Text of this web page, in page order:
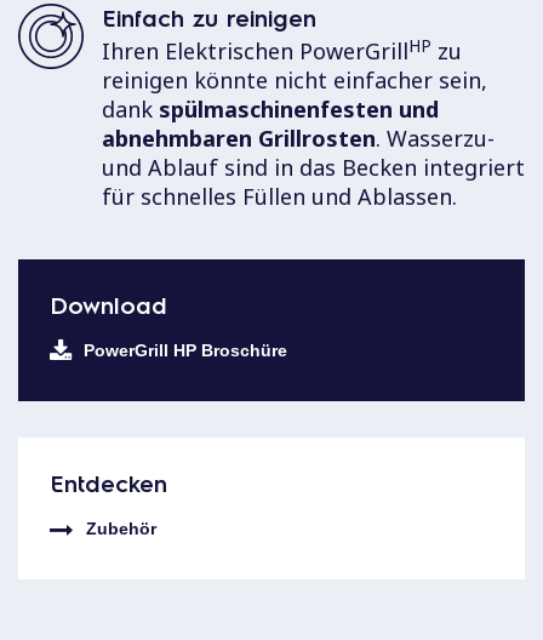
Einfach zu reinigen
Ihren Elektrischen PowerGrillHP zu
reinigen könnte nicht einfacher sein,
dank spülmaschinenfesten und
abnehmbaren Grillrosten. Wasserzu-
und Ablauf sind in das Becken integriert
für schnelles Füllen und Ablassen.
Download
PowerGrill HP Broschüre
Entdecken
Zubehör